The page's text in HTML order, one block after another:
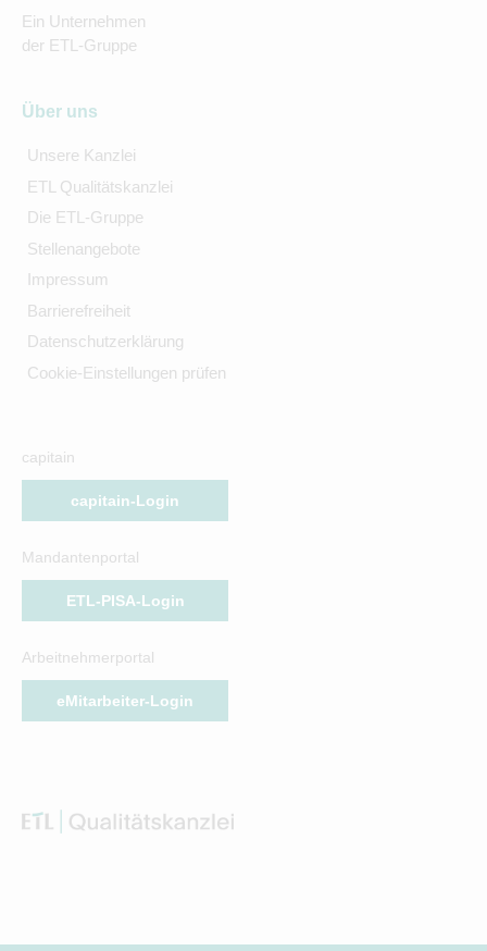
Ein Unternehmen
der ETL-Gruppe
Über uns
Unsere Kanzlei
ETL Qualitätskanzlei
Die ETL-Gruppe
Stellenangebote
Impressum
Barrierefreiheit
Datenschutzerklärung
Cookie-Einstellungen prüfen
capitain
capitain-Login
Mandantenportal
ETL-PISA-Login
Arbeitnehmerportal
eMitarbeiter-Login